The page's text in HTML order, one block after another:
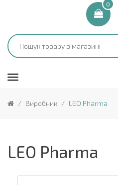
0
Виробник LEO Pharma
LEO Pharma